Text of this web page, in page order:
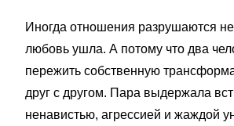
Иногда отношения разрушаются не
любовь ушла. А потому что два
пережить собственную
друг с другом. Пара выдержала
ненавистью, агрессией и жаждой